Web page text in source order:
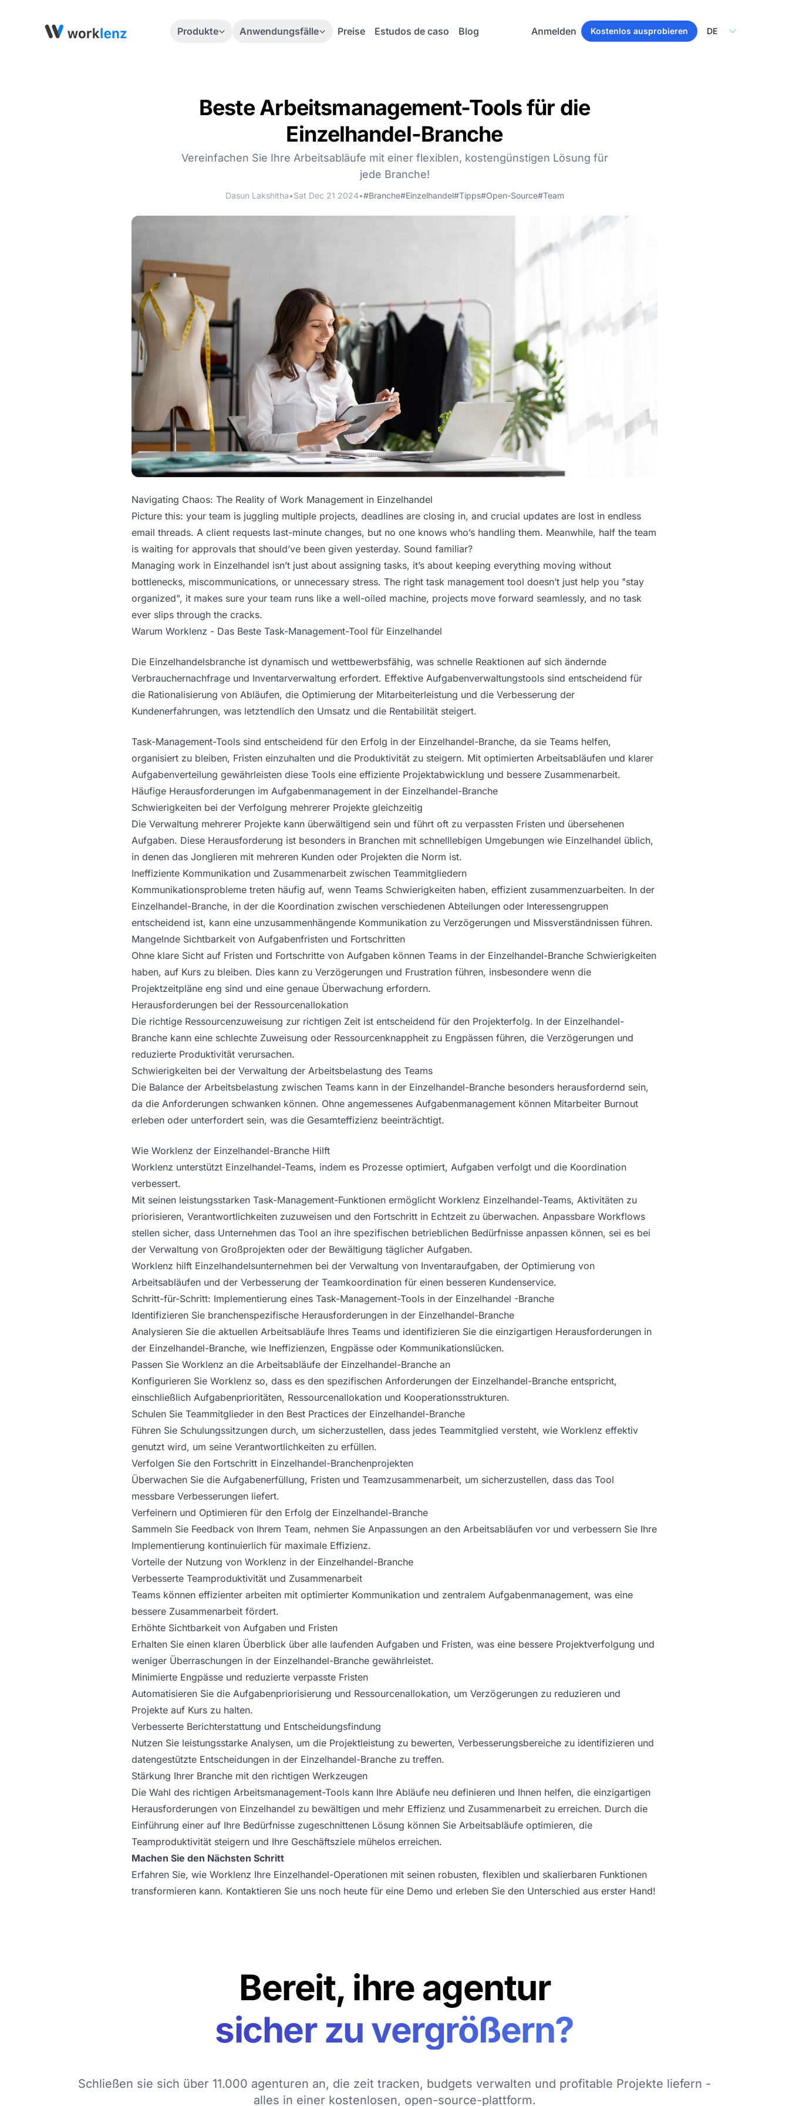
Produkte Anwendungsfälle Preise Estudos de caso Blog Anmelden Kostenlos ausprobieren Select Language
Beste Arbeitsmanagement-Tools für die
Einzelhandel-Branche
Vereinfachen Sie Ihre Arbeitsabläufe mit einer flexiblen, kostengünstigen Lösung für
jede Branche!
Dasun Lakshitha•Sat Dec 21 2024•#Branche#Einzelhandel#Tipps#Open-Source#Team
Navigating Chaos: The Reality of Work Management in Einzelhandel
Picture this: your team is juggling multiple projects, deadlines are closing in, and crucial updates are lost in endless
email threads. A client requests last-minute changes, but no one knows who’s handling them. Meanwhile, half the team
is waiting for approvals that should’ve been given yesterday. Sound familiar?
Managing work in Einzelhandel isn’t just about assigning tasks, it’s about keeping everything moving without
bottlenecks, miscommunications, or unnecessary stress. The right task management tool doesn’t just help you "stay
organized", it makes sure your team runs like a well-oiled machine, projects move forward seamlessly, and no task
ever slips through the cracks.
Warum Worklenz - Das Beste Task-Management-Tool für Einzelhandel
Die Einzelhandelsbranche ist dynamisch und wettbewerbsfähig, was schnelle Reaktionen auf sich ändernde
Verbrauchernachfrage und Inventarverwaltung erfordert. Effektive Aufgabenverwaltungstools sind entscheidend für
die Rationalisierung von Abläufen, die Optimierung der Mitarbeiterleistung und die Verbesserung der
Kundenerfahrungen, was letztendlich den Umsatz und die Rentabilität steigert.
Task-Management-Tools sind entscheidend für den Erfolg in der Einzelhandel-Branche, da sie Teams helfen,
organisiert zu bleiben, Fristen einzuhalten und die Produktivität zu steigern. Mit optimierten Arbeitsabläufen und klarer
Aufgabenverteilung gewährleisten diese Tools eine effiziente Projektabwicklung und bessere Zusammenarbeit.
Häufige Herausforderungen im Aufgabenmanagement in der Einzelhandel-Branche
Schwierigkeiten bei der Verfolgung mehrerer Projekte gleichzeitig
Die Verwaltung mehrerer Projekte kann überwältigend sein und führt oft zu verpassten Fristen und übersehenen
Aufgaben. Diese Herausforderung ist besonders in Branchen mit schnelllebigen Umgebungen wie Einzelhandel üblich,
in denen das Jonglieren mit mehreren Kunden oder Projekten die Norm ist.
Ineffiziente Kommunikation und Zusammenarbeit zwischen Teammitgliedern
Kommunikationsprobleme treten häufig auf, wenn Teams Schwierigkeiten haben, effizient zusammenzuarbeiten. In der
Einzelhandel-Branche, in der die Koordination zwischen verschiedenen Abteilungen oder Interessengruppen
entscheidend ist, kann eine unzusammenhängende Kommunikation zu Verzögerungen und Missverständnissen führen.
Mangelnde Sichtbarkeit von Aufgabenfristen und Fortschritten
Ohne klare Sicht auf Fristen und Fortschritte von Aufgaben können Teams in der Einzelhandel-Branche Schwierigkeiten
haben, auf Kurs zu bleiben. Dies kann zu Verzögerungen und Frustration führen, insbesondere wenn die
Projektzeitpläne eng sind und eine genaue Überwachung erfordern.
Herausforderungen bei der Ressourcenallokation
Die richtige Ressourcenzuweisung zur richtigen Zeit ist entscheidend für den Projekterfolg. In der Einzelhandel-
Branche kann eine schlechte Zuweisung oder Ressourcenknappheit zu Engpässen führen, die Verzögerungen und
reduzierte Produktivität verursachen.
Schwierigkeiten bei der Verwaltung der Arbeitsbelastung des Teams
Die Balance der Arbeitsbelastung zwischen Teams kann in der Einzelhandel-Branche besonders herausfordernd sein,
da die Anforderungen schwanken können. Ohne angemessenes Aufgabenmanagement können Mitarbeiter Burnout
erleben oder unterfordert sein, was die Gesamteffizienz beeinträchtigt.
Wie Worklenz der Einzelhandel-Branche Hilft
Worklenz unterstützt Einzelhandel-Teams, indem es Prozesse optimiert, Aufgaben verfolgt und die Koordination
verbessert.
Mit seinen leistungsstarken Task-Management-Funktionen ermöglicht Worklenz Einzelhandel-Teams, Aktivitäten zu
priorisieren, Verantwortlichkeiten zuzuweisen und den Fortschritt in Echtzeit zu überwachen. Anpassbare Workflows
stellen sicher, dass Unternehmen das Tool an ihre spezifischen betrieblichen Bedürfnisse anpassen können, sei es bei
der Verwaltung von Großprojekten oder der Bewältigung täglicher Aufgaben.
Worklenz hilft Einzelhandelsunternehmen bei der Verwaltung von Inventaraufgaben, der Optimierung von
Arbeitsabläufen und der Verbesserung der Teamkoordination für einen besseren Kundenservice.
Schritt-für-Schritt: Implementierung eines Task-Management-Tools in der Einzelhandel -Branche
Identifizieren Sie branchenspezifische Herausforderungen in der Einzelhandel-Branche
Analysieren Sie die aktuellen Arbeitsabläufe Ihres Teams und identifizieren Sie die einzigartigen Herausforderungen in
der Einzelhandel-Branche, wie Ineffizienzen, Engpässe oder Kommunikationslücken.
Passen Sie Worklenz an die Arbeitsabläufe der Einzelhandel-Branche an
Konfigurieren Sie Worklenz so, dass es den spezifischen Anforderungen der Einzelhandel-Branche entspricht,
einschließlich Aufgabenprioritäten, Ressourcenallokation und Kooperationsstrukturen.
Schulen Sie Teammitglieder in den Best Practices der Einzelhandel-Branche
Führen Sie Schulungssitzungen durch, um sicherzustellen, dass jedes Teammitglied versteht, wie Worklenz effektiv
genutzt wird, um seine Verantwortlichkeiten zu erfüllen.
Verfolgen Sie den Fortschritt in Einzelhandel-Branchenprojekten
Überwachen Sie die Aufgabenerfüllung, Fristen und Teamzusammenarbeit, um sicherzustellen, dass das Tool
messbare Verbesserungen liefert.
Verfeinern und Optimieren für den Erfolg der Einzelhandel-Branche
Sammeln Sie Feedback von Ihrem Team, nehmen Sie Anpassungen an den Arbeitsabläufen vor und verbessern Sie Ihre
Implementierung kontinuierlich für maximale Effizienz.
Vorteile der Nutzung von Worklenz in der Einzelhandel-Branche
Verbesserte Teamproduktivität und Zusammenarbeit
Teams können effizienter arbeiten mit optimierter Kommunikation und zentralem Aufgabenmanagement, was eine
bessere Zusammenarbeit fördert.
Erhöhte Sichtbarkeit von Aufgaben und Fristen
Erhalten Sie einen klaren Überblick über alle laufenden Aufgaben und Fristen, was eine bessere Projektverfolgung und
weniger Überraschungen in der Einzelhandel-Branche gewährleistet.
Minimierte Engpässe und reduzierte verpasste Fristen
Automatisieren Sie die Aufgabenpriorisierung und Ressourcenallokation, um Verzögerungen zu reduzieren und
Projekte auf Kurs zu halten.
Verbesserte Berichterstattung und Entscheidungsfindung
Nutzen Sie leistungsstarke Analysen, um die Projektleistung zu bewerten, Verbesserungsbereiche zu identifizieren und
datengestützte Entscheidungen in der Einzelhandel-Branche zu treffen.
Stärkung Ihrer Branche mit den richtigen Werkzeugen
Die Wahl des richtigen Arbeitsmanagement-Tools kann Ihre Abläufe neu definieren und Ihnen helfen, die einzigartigen
Herausforderungen von Einzelhandel zu bewältigen und mehr Effizienz und Zusammenarbeit zu erreichen. Durch die
Einführung einer auf Ihre Bedürfnisse zugeschnittenen Lösung können Sie Arbeitsabläufe optimieren, die
Teamproduktivität steigern und Ihre Geschäftsziele mühelos erreichen.
Machen Sie den Nächsten Schritt
Erfahren Sie, wie Worklenz Ihre Einzelhandel-Operationen mit seinen robusten, flexiblen und skalierbaren Funktionen
transformieren kann. Kontaktieren Sie uns noch heute für eine Demo und erleben Sie den Unterschied aus erster Hand!
Bereit, ihre agentur
sicher zu vergrößern?
Schließen sie sich über 11.000 agenturen an, die zeit tracken, budgets verwalten und profitable Projekte liefern -
alles in einer kostenlosen, open-source-plattform.